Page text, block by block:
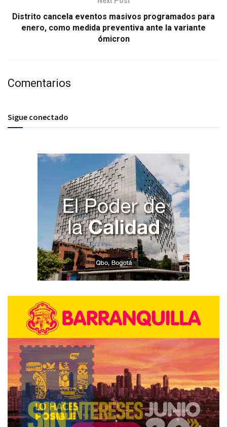
Distrito cancela eventos masivos programados para
enero, como medida preventiva ante la variante
ómicron
Comentarios
Sigue conectado